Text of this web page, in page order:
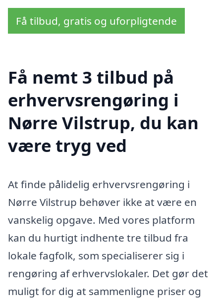
Få tilbud, gratis og uforpligtende
Få nemt 3 tilbud på
erhvervsrengøring i
Nørre Vilstrup, du kan
være tryg ved
At finde pålidelig erhvervsrengøring i
Nørre Vilstrup behøver ikke at være en
vanskelig opgave. Med vores platform
kan du hurtigt indhente tre tilbud fra
lokale fagfolk, som specialiserer sig i
rengøring af erhvervslokaler. Det gør det
muligt for dig at sammenligne priser og